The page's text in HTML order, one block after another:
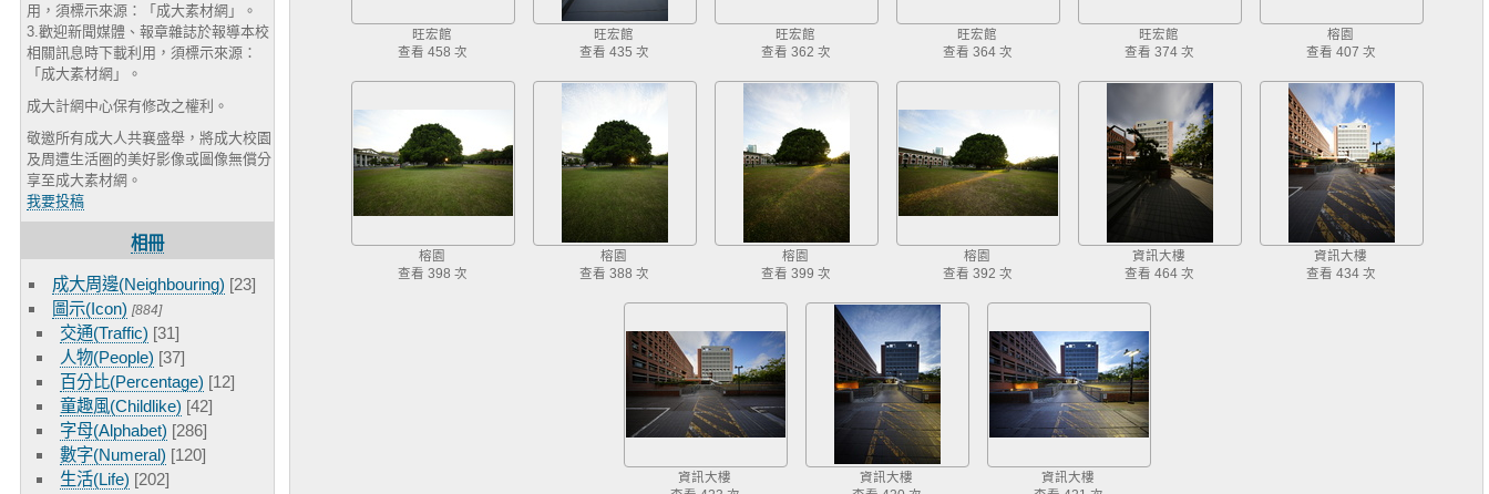
用，須標示來源：「成大素材網」。
3.歡迎新聞媒體、報章雜誌於報導本校
相關訊息時下載利用，須標示來源：
「成大素材網」。
成大計網中心保有修改之權利。
敬邀所有成大人共襄盛舉，將成大校園
及周遭生活圈的美好影像或圖像無償分
享至成大素材網。
我要投稿
相冊
成大周邊(Neighbouring) [23]
圖示(Icon) [884]
交通(Traffic) [31]
人物(People) [37]
百分比(Percentage) [12]
童趣風(Childlike) [42]
字母(Alphabet) [286]
數字(Numeral) [120]
生活(Life) [202]
旺宏館
查看 458 次
旺宏館
查看 435 次
旺宏館
查看 362 次
旺宏館
查看 364 次
旺宏館
查看 374 次
榕園
查看 407 次
榕園
查看 398 次
榕園
查看 388 次
榕園
查看 399 次
榕園
查看 392 次
資訊大樓
查看 464 次
資訊大樓
查看 434 次
資訊大樓
資訊大樓
資訊大樓